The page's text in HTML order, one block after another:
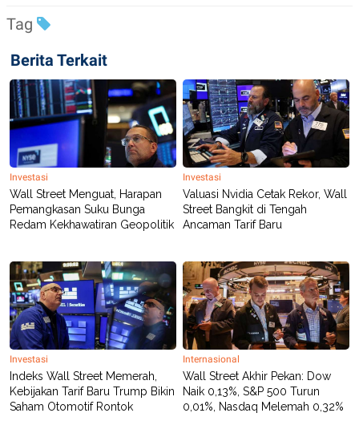
T
A
T
A
E
K
O
N
A
N
T
V
L
I
P
U
S
K
O
N
T
A
N
A
C
A
D
M
P
R
E
S
S
R
E
L
E
A
S
E
Tag
Berita Terkait
Investasi
Wall Street Menguat, Harapan
Pemangkasan Suku Bunga
Redam Kekhawatiran Geopolitik
Investasi
Valuasi Nvidia Cetak Rekor, Wall
Street Bangkit di Tengah
Ancaman Tarif Baru
Investasi
Indeks Wall Street Memerah,
Kebijakan Tarif Baru Trump Bikin
Saham Otomotif Rontok
Internasional
Wall Street Akhir Pekan: Dow
Naik 0,13%, S&P 500 Turun
0,01%, Nasdaq Melemah 0,32%